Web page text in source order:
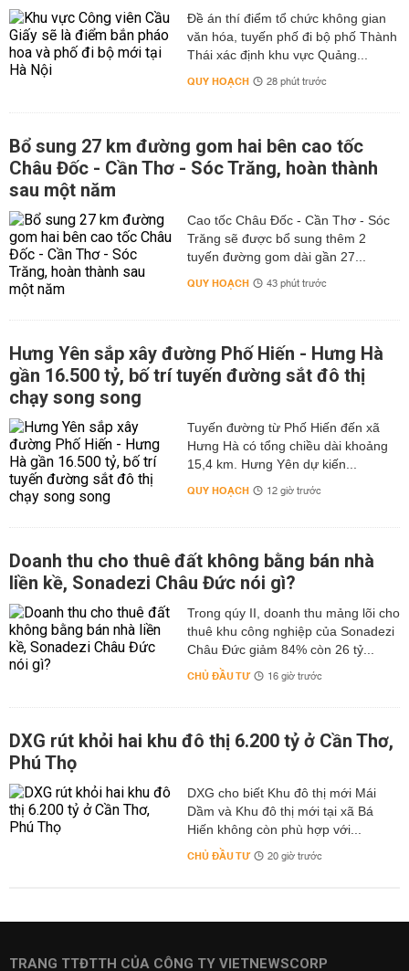
Đề án thí điểm tổ chức không gian
văn hóa, tuyến phố đi bộ phố Thành
Thái xác định khu vực Quảng...
QUY HOẠCH 28 phút trước
Bổ sung 27 km đường gom hai bên cao tốc
Châu Đốc - Cần Thơ - Sóc Trăng, hoàn thành
sau một năm
Cao tốc Châu Đốc - Cần Thơ - Sóc
Trăng sẽ được bổ sung thêm 2
tuyến đường gom dài gần 27...
QUY HOẠCH 43 phút trước
Hưng Yên sắp xây đường Phố Hiến - Hưng Hà
gần 16.500 tỷ, bố trí tuyến đường sắt đô thị
chạy song song
Tuyến đường từ Phố Hiến đến xã
Hưng Hà có tổng chiều dài khoảng
15,4 km. Hưng Yên dự kiến...
QUY HOẠCH 12 giờ trước
Doanh thu cho thuê đất không bằng bán nhà
liền kề, Sonadezi Châu Đức nói gì?
Trong qúy II, doanh thu mảng lõi cho
thuê khu công nghiệp của Sonadezi
Châu Đức giảm 84% còn 26 tỷ...
CHỦ ĐẦU TƯ 16 giờ trước
DXG rút khỏi hai khu đô thị 6.200 tỷ ở Cần Thơ,
Phú Thọ
DXG cho biết Khu đô thị mới Mái
Dầm và Khu đô thị mới tại xã Bá
Hiến không còn phù hợp với...
CHỦ ĐẦU TƯ 20 giờ trước
TRANG TTĐTTH CỦA CÔNG TY VIETNEWSCORP